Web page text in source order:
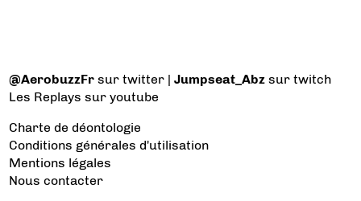
@AerobuzzFr sur twitter |Jumpseat_Abz sur twitch
Les Replays sur youtube
Charte de déontologie
Conditions générales d'utilisation
Mentions légales
Nous contacter